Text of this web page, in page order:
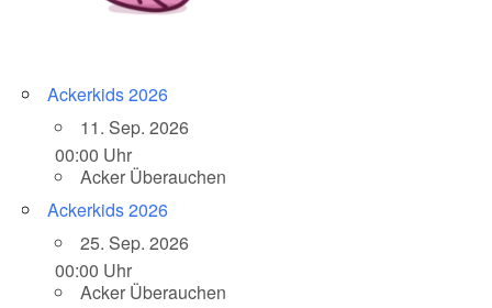
Ackerkids 2026
11. Sep. 2026
00:00 Uhr
Acker Überauchen
Ackerkids 2026
25. Sep. 2026
00:00 Uhr
Acker Überauchen